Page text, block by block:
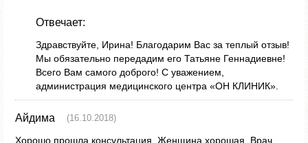
Отвечает:
Здравствуйте, Ирина! Благодарим Вас за теплый отзыв!
Мы обязательно передадим его Татьяне Геннадиевне!
Всего Вам самого доброго! С уважением,
администрация медицинского центра «ОН КЛИНИК».
Айдима (16.10.2018)
Хорошо прошла консультация. Женщина хорошая. Врач